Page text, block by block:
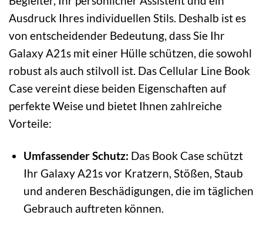
Ausdruck Ihres individuellen Stils. Deshalb ist es
von entscheidender Bedeutung, dass Sie Ihr
Galaxy A21s mit einer Hülle schützen, die sowohl
robust als auch stilvoll ist. Das Cellular Line Book
Case vereint diese beiden Eigenschaften auf
perfekte Weise und bietet Ihnen zahlreiche
Vorteile:
Umfassender Schutz: Das Book Case schützt
Ihr Galaxy A21s vor Kratzern, Stößen, Staub
und anderen Beschädigungen, die im täglichen
Gebrauch auftreten können.